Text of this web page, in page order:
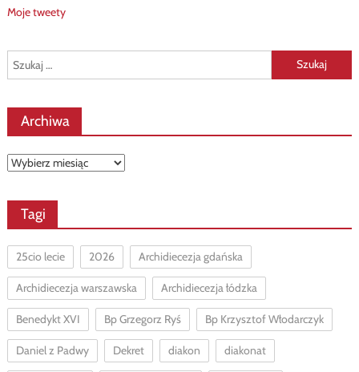
Moje tweety
Szukaj:
Archiwa
Archiwa
Tagi
25cio lecie 2026 Archidiecezja gdańska
Archidiecezja warszawska Archidiecezja łódzka
Benedykt XVI Bp Grzegorz Ryś Bp Krzysztof Włodarczyk
Daniel z Padwy Dekret diakon diakonat